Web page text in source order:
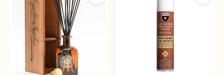
Avel
Captain Fawcett
Gestalten
Kent